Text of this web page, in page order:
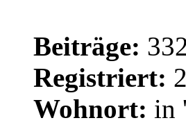
Beiträge:
Registriert:
Wohnort: in